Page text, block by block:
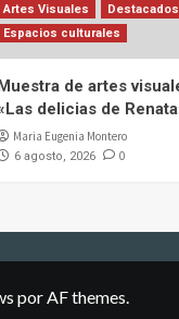
Artes Visuales
Destacados
Espacios culturales
de artes
delicias de
Maria Eugenia Montero
6 agosto, 2026 0
por AF themes.